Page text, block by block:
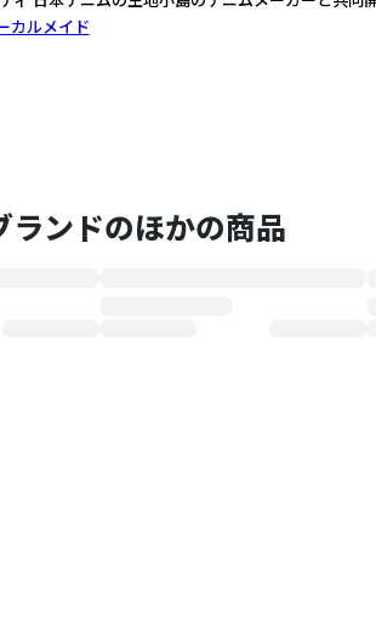
カルメイド
ランドのほかの商品